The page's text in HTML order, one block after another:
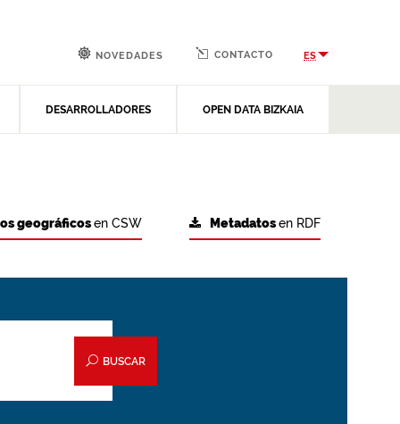
DESARROLLADORES OPEN DATA BIZKAIA
NOVEDADES CONTACTO ES
Metadatosen RDF
geográficosen CSW
BUSCAR